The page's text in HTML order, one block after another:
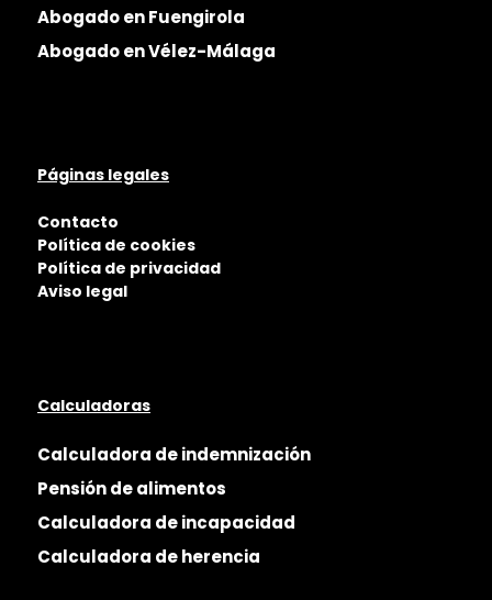
Abogado en Fuengirola
Abogado en Vélez-Málaga
Páginas legales
Contacto
Política de cookies
Política de privacidad
Aviso legal
Calculadoras
Calculadora de indemnización
Pensión de alimentos
Calculadora de incapacidad
Calculadora de herencia